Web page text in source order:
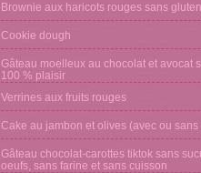
Brownie aux haricots rouges sans gluten
Cookie dough
Gâteau moelleux au chocolat et avocat
100 % plaisir
Verrines aux fruits rouges
Cake au jambon et olives (avec ou sans
Gâteau chocolat-carottes tiktok sans
oeufs, sans farine et sans cuisson